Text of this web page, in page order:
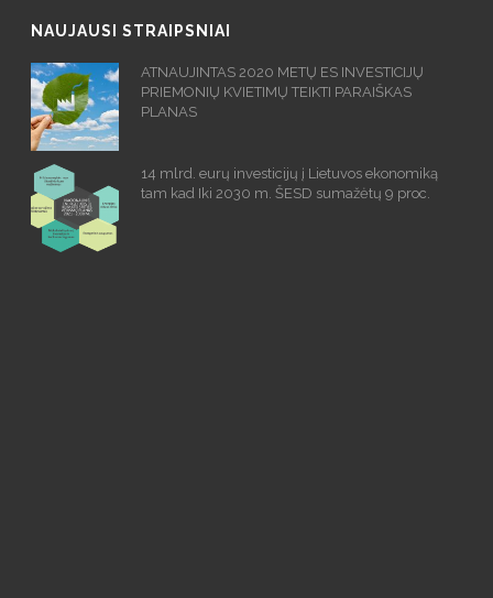
NAUJAUSI STRAIPSNIAI
ATNAUJINTAS 2020 METŲ ES INVESTICIJŲ
PRIEMONIŲ KVIETIMŲ TEIKTI PARAIŠKAS
PLANAS
14 mlrd. eurų investicijų į Lietuvos ekonomiką
tam kad Iki 2030 m. ŠESD sumažėtų 9 proc.